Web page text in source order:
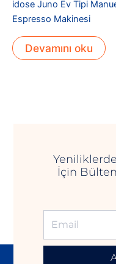
idose Juno Ev Tipi
Espresso Makinesi
Devamını oku
İçin